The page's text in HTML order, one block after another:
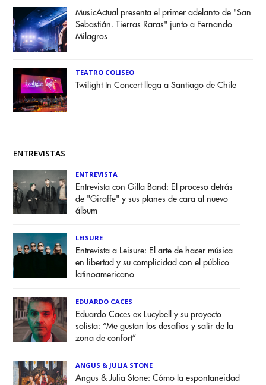
MusicActual presenta el primer adelanto de "San
Sebastián. Tierras Raras" junto a Fernando
Milagros
TEATRO COLISEO
Twilight In Concert llega a Santiago de Chile
ENTREVISTAS
ENTREVISTA
Entrevista con Gilla Band: El proceso detrás
de "Giraffe" y sus planes de cara al nuevo
álbum
LEISURE
Entrevista a Leisure: El arte de hacer música
en libertad y su complicidad con el público
latinoamericano
EDUARDO CACES
Eduardo Caces ex Lucybell y su proyecto
solista: “Me gustan los desafíos y salir de la
zona de confort”
ANGUS & JULIA STONE
Angus & Julia Stone: Cómo la espontaneidad